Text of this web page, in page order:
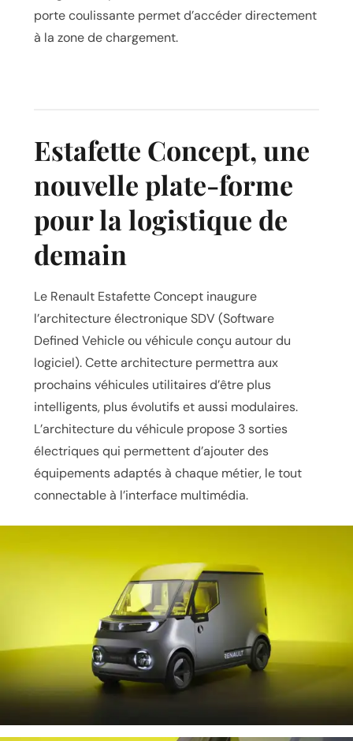
porte coulissante permet d’accéder directement
à la zone de chargement.
Estafette Concept, une
nouvelle plate-forme
pour la logistique de
demain
Le Renault Estafette Concept inaugure
l’architecture électronique SDV (Software
Defined Vehicle ou véhicule conçu autour du
logiciel). Cette architecture permettra aux
prochains véhicules utilitaires d’être plus
intelligents, plus évolutifs et aussi modulaires.
L’architecture du véhicule propose 3 sorties
électriques qui permettent d’ajouter des
équipements adaptés à chaque métier, le tout
connectable à l’interface multimédia.